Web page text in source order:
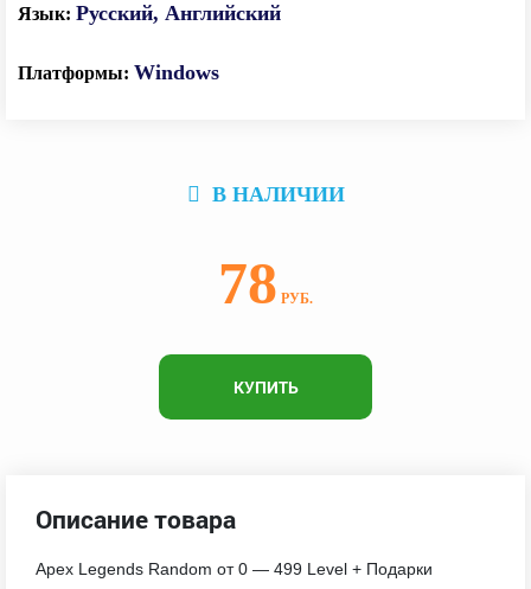
Русский, Английский
Windows
В НАЛИЧИИ
78
КУПИТЬ
Описание товара
Apex Legends Randоm от 0 — 499 Level + Подарки